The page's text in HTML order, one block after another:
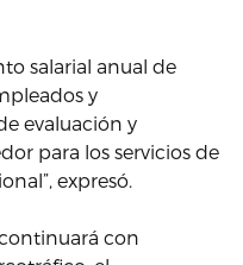
salarial anual de
y
evaluación y
para los servicios de
expresó.
con